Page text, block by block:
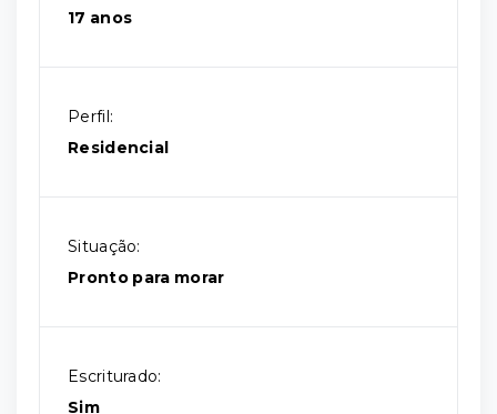
17 anos
Perfil:
Residencial
Situação:
Pronto para morar
Escriturado:
Sim